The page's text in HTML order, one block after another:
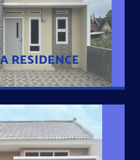
RESIDENCE
Gate System, terdapat taman
dari jalan nasional serta dekat